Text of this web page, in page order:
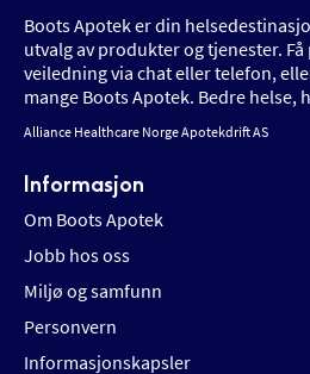
Boots Apotek er din
utvalg av produkter og tjenester.
veiledning via chat eller telefon,
mange Boots Apotek. Bedre helse,
Alliance Healthcare Norge Apotekdrift AS
Informasjon
Om Boots Apotek
Jobb hos oss
Miljø og samfunn
Personvern
Informasjonskapsler